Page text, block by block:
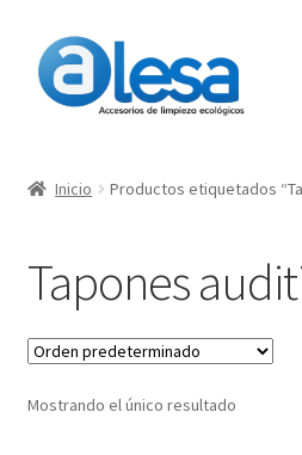
Contacto
Empresa
Más
Inicio Productos etiquetados
Tapones
Mostrando el único resultado